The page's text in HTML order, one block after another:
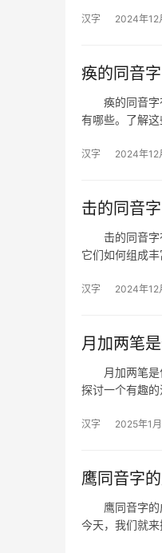
汉字 2024年12
痪的同音
痪的同音字
有哪些。了解
汉字 2024年12
击的同音
击的同音字
它们如何组成
汉字 2024年12
月加两笔
月加两笔是
探讨一个有趣
汉字 2025年1月
鹰同音字
鹰同音字的
今天，我们就